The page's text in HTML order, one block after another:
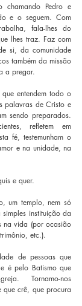
chamando Pedro e
e o seguem. Com
fala-lhes do
lhes traz. Faz com
si, da comunidade
também da missão
a pregar.
entendem todo o
palavras de Cristo e
sendo preparados.
refletem em
fé, testemunham o
e na unidade, na
e quer.
um templo, nem só
instituição da
na vida (por ocasião
etc.).
de pessoas que
é pelo Batismo que
Tornamo-nos
que crê, que procura